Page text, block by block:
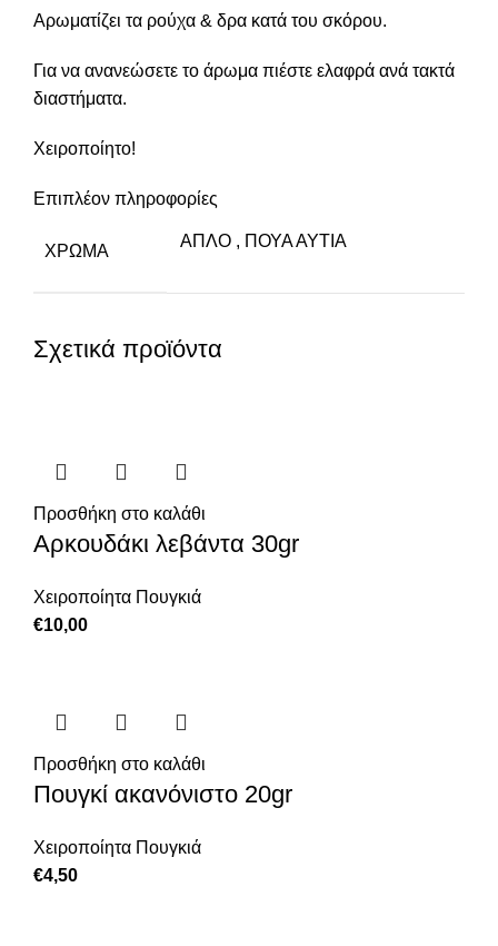
Αρωματίζει τα ρούχα & δρα κατά του σκόρου.
Για να ανανεώσετε το άρωμα πιέστε ελαφρά ανά τακτά
διαστήματα.
Χειροποίητο!
Επιπλέον πληροφορίες
ΧΡΏΜΑ
ΑΠΛΟ , ΠΟΥΑ ΑΥΤΙΑ
Σχετικά προϊόντα
Προσθήκη στο καλάθι
Αρκουδάκι λεβάντα 30gr
Χειροποίητα Πουγκιά
€10,00
Προσθήκη στο καλάθι
Πουγκί ακανόνιστο 20gr
Χειροποίητα Πουγκιά
€4,50